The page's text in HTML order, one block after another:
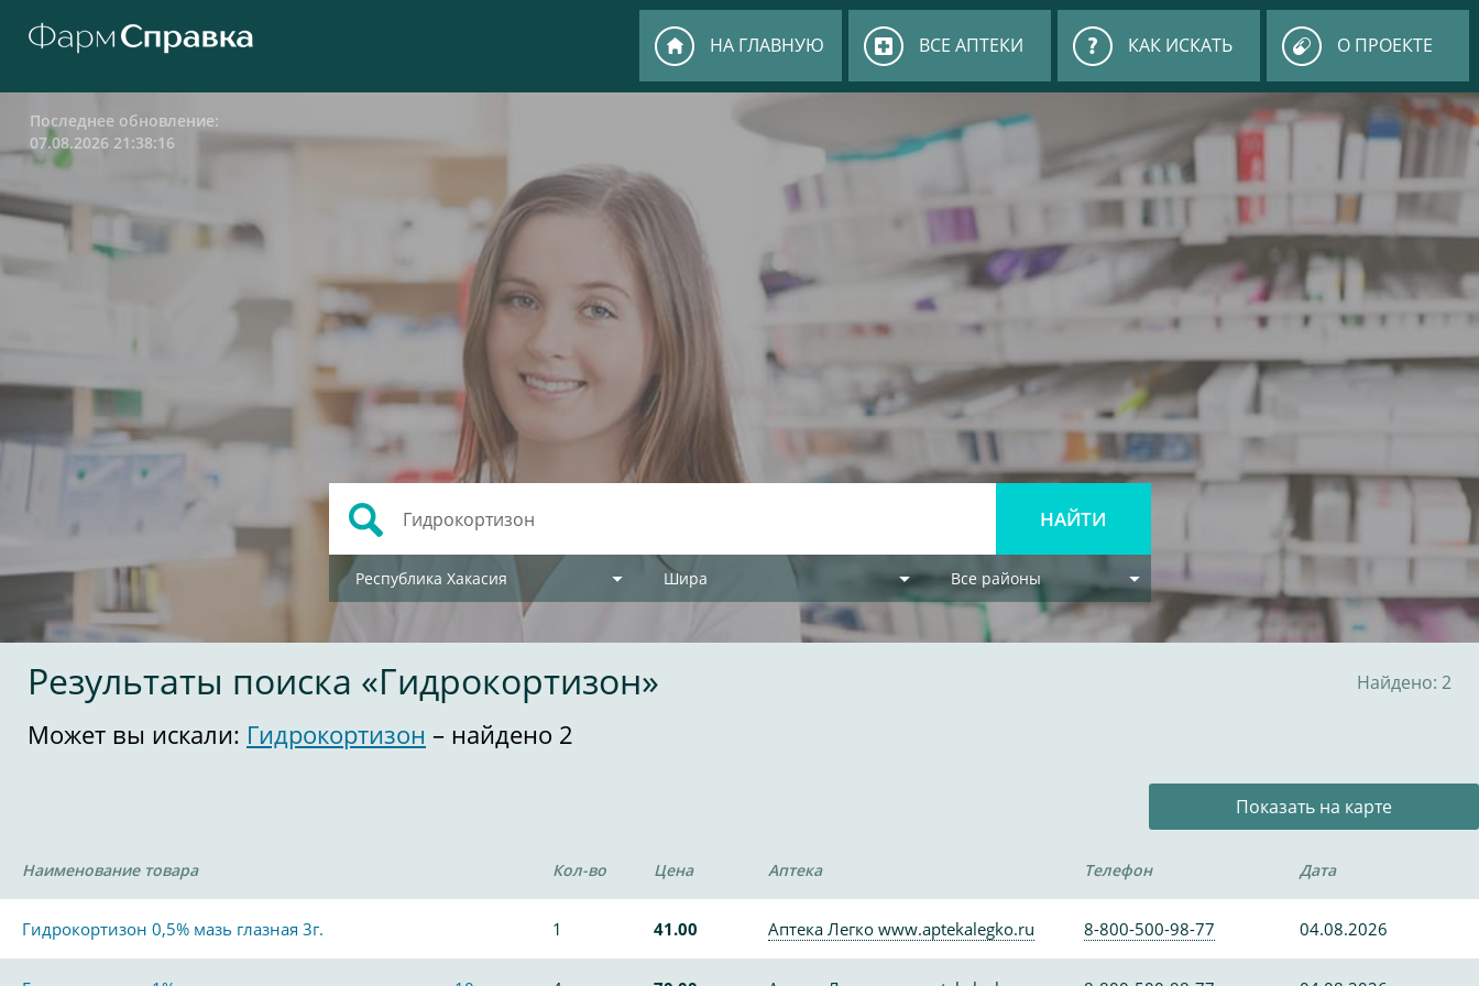
НА ГЛАВНУЮ ВСЕ АПТЕКИ КАК ИСКАТЬ О ПРОЕКТЕ
Последнее обновление:
07.08.2026 21:38:16
Республика Хакасия Шира Все районы
Результаты поиска «Гидрокортизон» Найдено: 2
Может вы искали: Гидрокортизон – найдено 2
Показать на карте
Наименование товара Кол-во Цена Аптека Телефон Дата
Гидрокортизон 0,5% мазь глазная 3г. 1 41.00 Аптека Легко www.aptekalegko.ru 8-800-500-98-77 04.08.2026